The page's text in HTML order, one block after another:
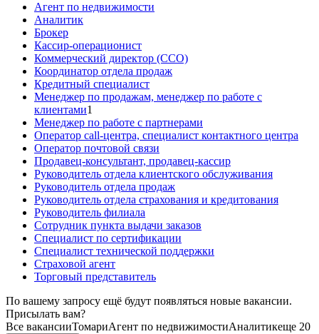
Агент по недвижимости
Аналитик
Брокер
Кассир-операционист
Коммерческий директор (CCO)
Координатор отдела продаж
Кредитный специалист
Менеджер по продажам, менеджер по работе с
клиентами1
Менеджер по работе с партнерами
Оператор call-центра, специалист контактного центра
Оператор почтовой связи
Продавец-консультант, продавец-кассир
Руководитель отдела клиентского обслуживания
Руководитель отдела продаж
Руководитель отдела страхования и кредитования
Руководитель филиала
Сотрудник пункта выдачи заказов
Специалист по сертификации
Специалист технической поддержки
Страховой агент
Торговый представитель
По вашему запросу ещё будут появляться новые вакансии.
Присылать вам?
Все вакансииТомариАгент по недвижимостиАналитикеще 20